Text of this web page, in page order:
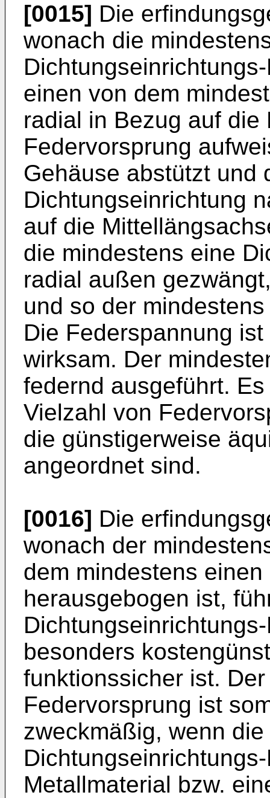
[0015] Die
wonach die
einen von dem
radial in Bezug auf
Federvorsprung
Gehäuse abstützt und
Dichtungseinrichtung
auf die
die mindestens eine
radial außen
und so der
Die Federspannung
wirksam. Der
federnd ausgeführt.
Vielzahl von
die günstigerweise
angeordnet sind.
[0016] Die
wonach der
dem mindestens
herausgebogen ist,
besonders
funktionssicher ist.
Federvorsprung ist
zweckmäßig, wenn
Metallmaterial bzw.